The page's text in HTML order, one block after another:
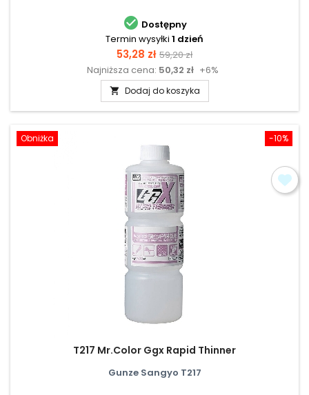
 Dostępny
Termin wysyłki 1 dzień
Cena
53,28 zł Cena
podstawowa
59,20 zł
Najniższa cena: 50,32 zł +6%
 Dodaj do koszyka
-10%
Obniżka
T217 Mr.Color Ggx Rapid Thinner
Gunze Sangyo T217